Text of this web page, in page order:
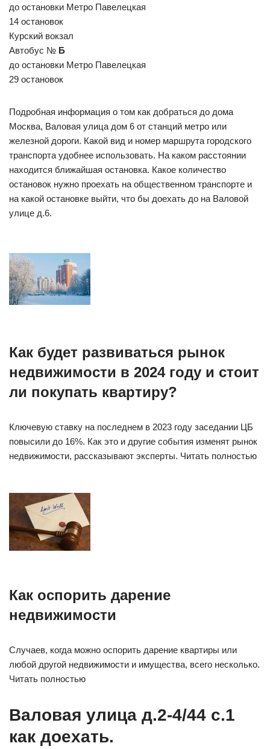
до остановки Метро Павелецкая
14 остановок
Курский вокзал
Автобус № Б
до остановки Метро Павелецкая
29 остановок
Подробная информация о том как добраться до дома
Москва, Валовая улица дом 6 от станций метро или
железной дороги. Какой вид и номер маршрута городского
транспорта удобнее использовать. На каком расстоянии
находится ближайшая остановка. Какое количество
остановок нужно проехать на общественном транспорте и
на какой остановке выйти, что бы доехать до на Валовой
улице д.6.
Как будет развиваться рынок
недвижимости в 2024 году и стоит
ли покупать квартиру?
Ключевую ставку на последнем в 2023 году заседании ЦБ
повысили до 16%. Как это и другие события изменят рынок
недвижимости, рассказывают эксперты. Читать полностью
Как оспорить дарение
недвижимости
Случаев, когда можно оспорить дарение квартиры или
любой другой недвижимости и имущества, всего несколько.
Читать полностью
Валовая улица д.2-4/44 с.1
как доехать.